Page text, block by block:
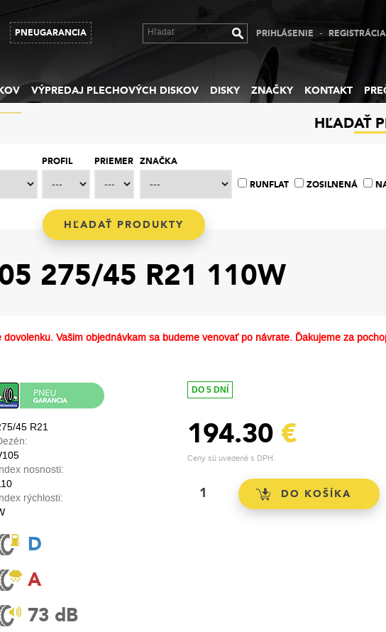
PNEUGARANCIA PRIHLÁSENIE - REGISTRÁCIA
VÝPREDAJ PLECHOVÝCH DISKOV DISKY ZNAČKY KONTAKT
HĽADAŤ
PROFIL PRIEMER ZNAČKA
RUNFLAT ZOSILNENÁ
275/45 R21 110W
dovolenku. Vašim objednávkam sa budeme venovať po návrate. Ďakujeme za
45 R21
nosnosti:
rýchlosti:
D
A
73 dB
DO 5 DNÍ
194.30 €
Ceny sú uvedené s DPH.